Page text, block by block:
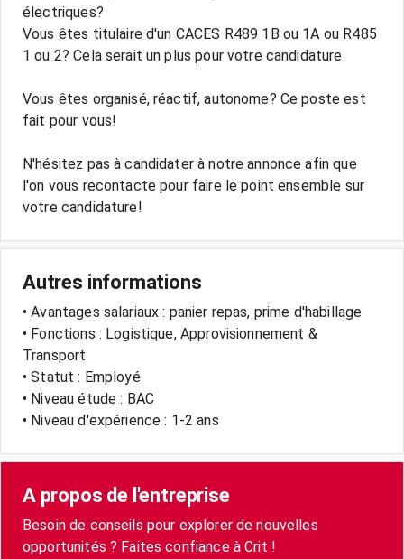
électriques?
Vous êtes titulaire d'un CACES R489 1B ou 1A ou R485
1 ou 2? Cela serait un plus pour votre candidature.
Vous êtes organisé, réactif, autonome? Ce poste est
fait pour vous!
N'hésitez pas à candidater à notre annonce afin que
l'on vous recontacte pour faire le point ensemble sur
votre candidature!
Autres informations
• Avantages salariaux : panier repas, prime d'habillage
• Fonctions : Logistique, Approvisionnement &
Transport
• Statut : Employé
• Niveau étude : BAC
• Niveau d'expérience : 1-2 ans
A propos de l'entreprise
Besoin de conseils pour explorer de nouvelles
opportunités ? Faites confiance à Crit !